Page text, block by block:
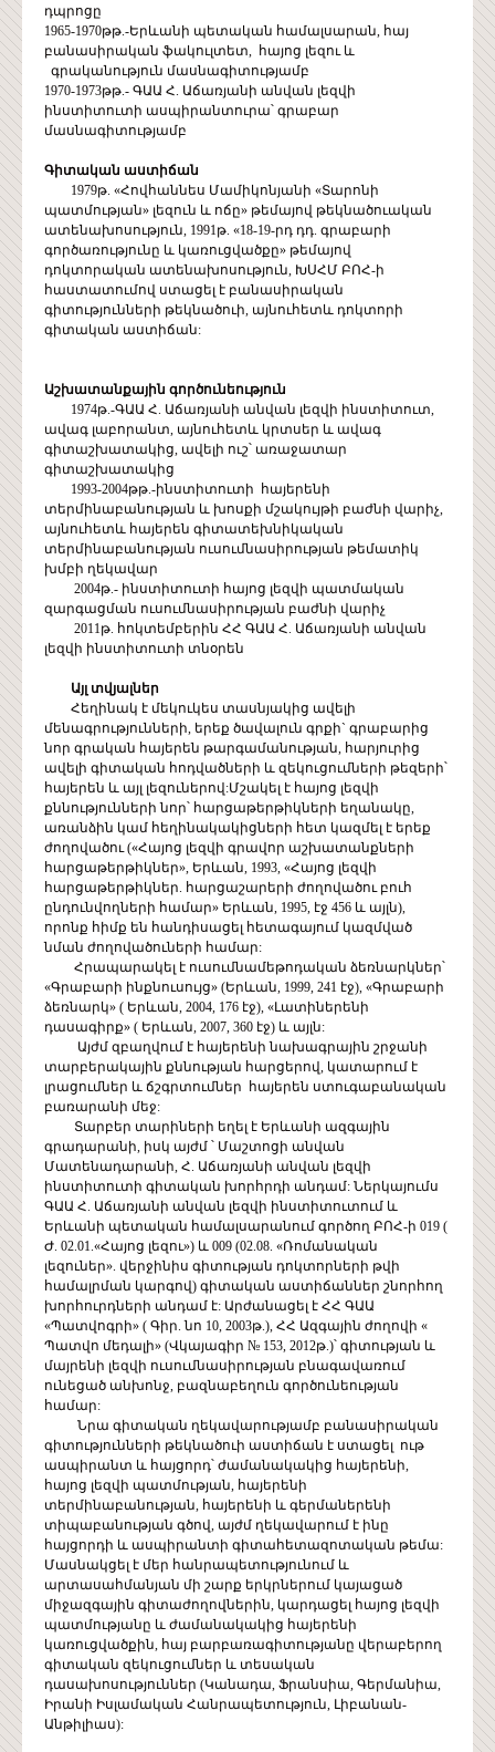
դպրոցը
1965-1970թթ.-Երևանի պետական համալսարան, հայ
բանասիրական ֆակուլտետ, հայոց լեզու և
գրականություն մասնագիտությամբ
1970-1973թթ.- ԳԱԱ Հ. Աճառյանի անվան լեզվի
ինստիտուտի ասպիրանտուրա՝ գրաբար
մասնագիտությամբ
Գիտական աստիճան
1979թ. «Հովհաննես Մամիկոնյանի «Տարոնի
պատմության» լեզուն և ոճը» թեմայով թեկնածուական
ատենախոսություն, 1991թ. «18-19-րդ դդ. գրաբարի
գործառությունը և կառուցվածքը» թեմայով
դոկտորական ատենախոսություն, ԽՍՀՄ ԲՈՀ-ի
հաստատումով ստացել է բանասիրական
գիտությունների թեկնածուի, այնուհետև դոկտորի
գիտական աստիճան:
Աշխատանքային գործունեություն
1974թ.-ԳԱԱ Հ. Աճառյանի անվան լեզվի ինստիտուտ,
ավագ լաբորանտ, այնուհետև կրտսեր և ավագ
գիտաշխատակից, ավելի ուշ՝ առաջատար
գիտաշխատակից
1993-2004թթ.-ինստիտուտի հայերենի
տերմինաբանության և խոսքի մշակույթի բաժնի վարիչ,
այնուհետև հայերեն գիտատեխնիկական
տերմինաբանության ուսումնասիրության թեմատիկ
խմբի ղեկավար
2004թ.- ինստիտուտի հայոց լեզվի պատմական
զարգացման ուսումնասիրության բաժնի վարիչ
2011թ. հոկտեմբերին ՀՀ ԳԱԱ Հ. Աճառյանի անվան
լեզվի ինստիտուտի տնօրեն
Այլ տվյալներ
Հեղինակ է մեկուկես տասնյակից ավելի
մենագրությունների, երեք ծավալուն գրքի` գրաբարից
նոր գրական հայերեն թարգամանության, հարյուրից
ավելի գիտական հոդվածների և զեկուցումների թեզերի՝
հայերեն և այլ լեզուներով:Մշակել է հայոց լեզվի
քննությունների նոր՝ հարցաթերթիկների եղանակը,
առանձին կամ հեղինակակիցների հետ կազմել է երեք
ժողովածու («Հայոց լեզվի գրավոր աշխատանքների
հարցաթերթիկներ», Երևան, 1993, «Հայոց լեզվի
հարցաթերթիկներ. հարցաշարերի ժողովածու բուհ
ընդունվողների համար» Երևան, 1995, էջ 456 և այլն),
որոնք հիմք են հանդիսացել հետագայում կազմված
նման ժողովածուների համար:
Հրապարակել է ուսումնամեթոդական ձեռնարկներ՝
«Գրաբարի ինքնուսույց» (Երևան, 1999, 241 էջ), «Գրաբարի
ձեռնարկ» ( Երևան, 2004, 176 էջ), «Լատիներենի
դասագիրք» ( Երևան, 2007, 360 էջ) և այլն:
Այժմ զբաղվում է հայերենի նախագրային շրջանի
տարբերակային քննության հարցերով, կատարում է
լրացումներ և ճշգրտումներ հայերեն ստուգաբանական
բառարանի մեջ:
Տարբեր տարիների եղել է Երևանի ազգային
գրադարանի, իսկ այժմ ՝ Մաշտոցի անվան
Մատենադարանի, Հ. Աճառյանի անվան լեզվի
ինստիտուտի գիտական խորհրդի անդամ: Ներկայումս
ԳԱԱ Հ. Աճառյանի անվան լեզվի ինստիտուտում և
Երևանի պետական համալսարանում գործող ԲՈՀ-ի 019 (
Ժ. 02.01.«Հայոց լեզու») և 009 (02.08. «Ռոմանական
լեզուներ». վերջինիս գիտության դոկտորների թվի
համալրման կարգով) գիտական աստիճաններ շնորհող
խորհուրդների անդամ է: Արժանացել է ՀՀ ԳԱԱ
«Պատվոգրի» ( Գիր. նո 10, 2003թ.), ՀՀ Ազգային ժողովի «
Պատվո մեդալի» (Վկայագիր № 153, 2012թ.)՝ գիտության և
մայրենի լեզվի ուսումնասիրության բնագավառում
ունեցած անխոնջ, բազնաբեղուն գործունեության
համար:
Նրա գիտական ղեկավարությամբ բանասիրական
գիտությունների թեկնածուի աստիճան է ստացել ութ
ասպիրանտ և հայցորդ՝ ժամանակակից հայերենի,
հայոց լեզվի պատմության, հայերենի
տերմինաբանության, հայերենի և գերմաներենի
տիպաբանության գծով, այժմ ղեկավարում է ինը
հայցորդի և ասպիրանտի գիտահետազոտական թեմա:
Մասնակցել է մեր հանրապետությունում և
արտասահմանյան մի շարք երկրներում կայացած
միջազգային գիտաժողովներին, կարդացել հայոց լեզվի
պատմությանը և ժամանակակից հայերենի
կառուցվածքին, հայ բարբառագիտությանը վերաբերող
գիտական զեկուցումներ և տեսական
դասախոսություններ (Կանադա, Ֆրանսիա, Գերմանիա,
Իրանի Իսլամական Հանրապետություն, Լիբանան-
Անթիլիաս):